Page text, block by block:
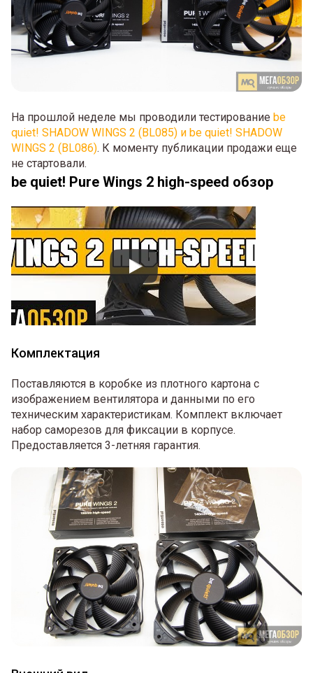
На прошлой неделе мы проводили тестирование be
quiet! SHADOW WINGS 2 (BL085) и be quiet! SHADOW
WINGS 2 (BL086). К моменту публикации продажи еще
не стартовали.
be quiet! Pure Wings 2 high-speed обзор
Комплектация
Поставляются в коробке из плотного картона с
изображением вентилятора и данными по его
техническим характеристикам. Комплект включает
набор саморезов для фиксации в корпусе.
Предоставляется 3-летняя гарантия.